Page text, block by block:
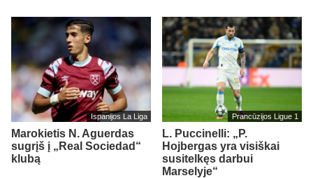
Ispanijos La Liga
Marokietis N. Aguerdas
sugrįš į „Real Sociedad“
klubą
Prancūzijos Ligue 1
L. Puccinelli: „P.
Hojbergas yra visiškai
susitelkęs darbui
Marselyje“